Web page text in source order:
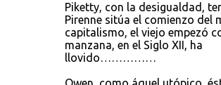
Piketty, con la desigualdad,
Pirenne sitúa el comienzo del
capitalismo, el viejo empezó
manzana, en el Siglo XII, ha
llovido……………